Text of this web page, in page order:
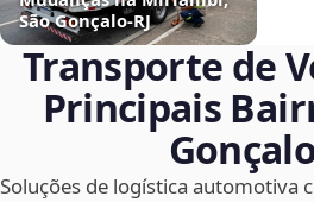
São Gonçalo‑RJ
Transporte de
Principais
Soluções de logística automotiva